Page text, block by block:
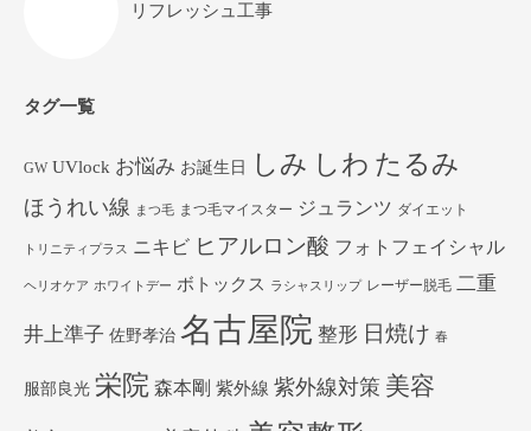
リフレッシュ工事
タグ一覧
GW UVlock お悩み お誕生日 しみ しわ たるみ
ほうれい線 まつ毛 まつ毛マイスター ジュランツ ダイエット
トリニティプラス ニキビ ヒアルロン酸 フォトフェイシャル
ヘリオケア ホワイトデー ボトックス ラシャスリップ レーザー脱毛 二重
井上準子 佐野孝治 名古屋院 整形 日焼け 春
服部良光 栄院 森本剛 紫外線 紫外線対策 美容